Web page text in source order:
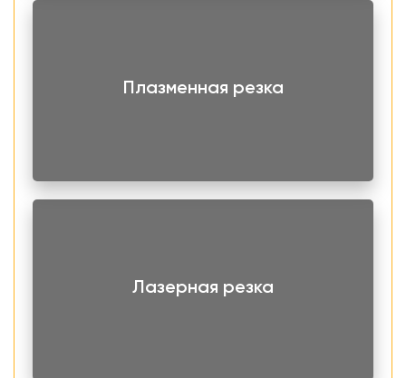
Плазменная резка
Лазерная резка